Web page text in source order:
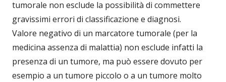
tumorale non esclude la possibilità di commettere
gravissimi errori di classificazione e diagnosi.
Valore negativo di un marcatore tumorale (per la
medicina assenza di malattia) non esclude infatti la
presenza di un tumore, ma può essere dovuto per
esempio a un tumore piccolo o a un tumore molto